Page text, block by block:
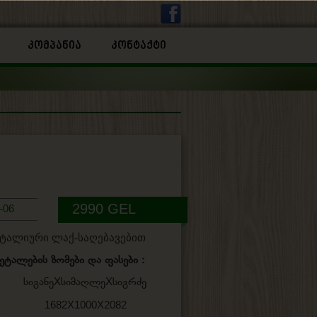
ᲙᲝᲛᲞᲐᲜᲘᲐ ᲙᲝᲜᲢᲐᲥᲢᲘ
2990 GEL
ლაქ-საღებავებით
ზომები და ფასები :
1682X1000X2082